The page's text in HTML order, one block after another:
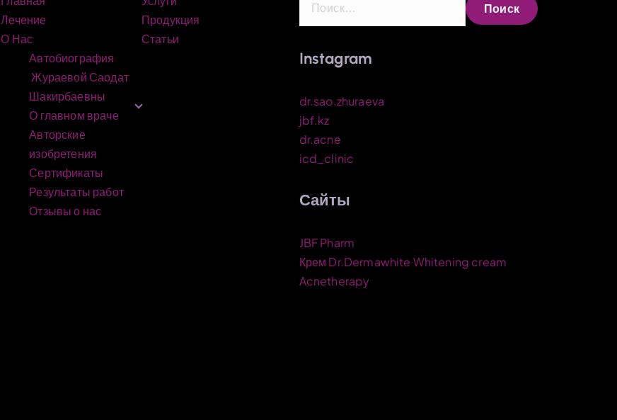
Лечение
Продукция
О Нас
Автобиография
Жураевой Саодат
Шакирбаевны
О главном враче
Авторские
изобретения
Сертификаты
Результаты работ
Отзывы о нас
Статьи
т
:
Instagram
dr.sao.zhuraeva
jbf.kz
dr.acne
icd_clinic
Сайты
JBF Pharm
Крем Dr.Dermawhite Whitening cream
Acnetherapy